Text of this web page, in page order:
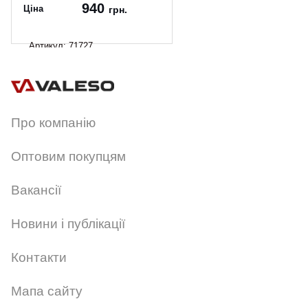
Ціна 940 грн.
Артикул:71727
Про компанію
Оптовим покупцям
Вакансії
Новини і публікації
Контакти
Мапа сайту